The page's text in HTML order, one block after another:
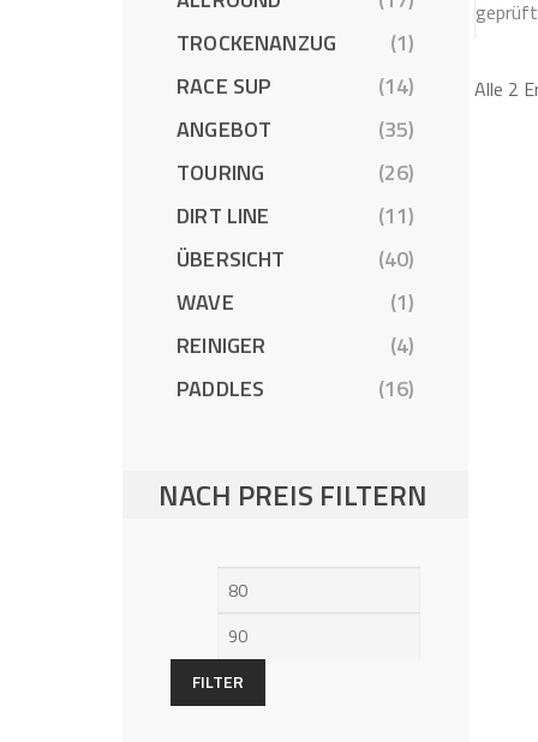
Alle 2
TROCKENANZUG
(1)
RACE SUP
(14)
ANGEBOT
(35)
TOURING
(26)
DIRT LINE
(11)
ÜBERSICHT
(40)
WAVE
(1)
REINIGER
(4)
PADDLES
(16)
NACH PREIS FILTERN
Min.
Preis
FILTER